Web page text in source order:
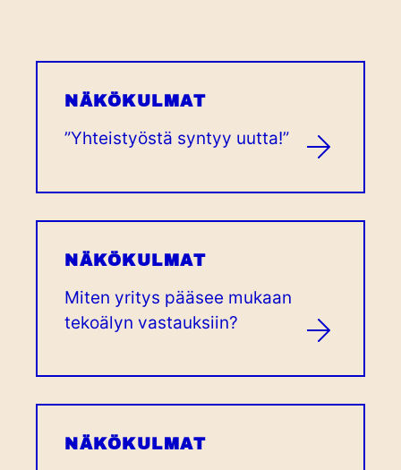
NÄKÖKULMAT
”Yhteistyöstä syntyy uutta!”
NÄKÖKULMAT
Miten yritys pääsee mukaan
tekoälyn vastauksiin?
NÄKÖKULMAT